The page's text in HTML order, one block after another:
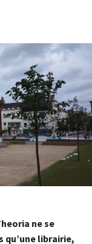
ne se
qu’unelibrairie,